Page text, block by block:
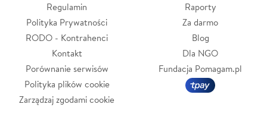
Regulamin
Polityka Prywatności
RODO - Kontrahenci
Kontakt
Porównanie serwisów
Polityka plików cookie
Zarządzaj zgodami cookie
Raporty
Za darmo
Blog
Dla NGO
Fundacja Pomagam.pl